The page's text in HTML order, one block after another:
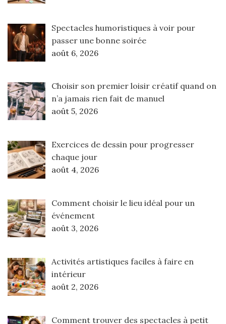
Spectacles humoristiques à voir pour
passer une bonne soirée
août 6, 2026
Choisir son premier loisir créatif quand on
n’a jamais rien fait de manuel
août 5, 2026
Exercices de dessin pour progresser
chaque jour
août 4, 2026
Comment choisir le lieu idéal pour un
événement
août 3, 2026
Activités artistiques faciles à faire en
intérieur
août 2, 2026
Comment trouver des spectacles à petit